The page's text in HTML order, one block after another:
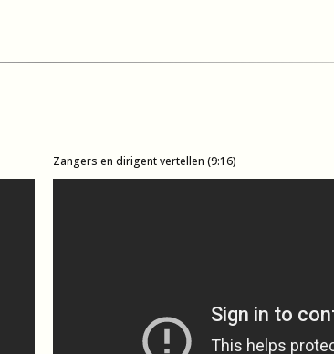
Zangers en dirigent vertellen (9:16)